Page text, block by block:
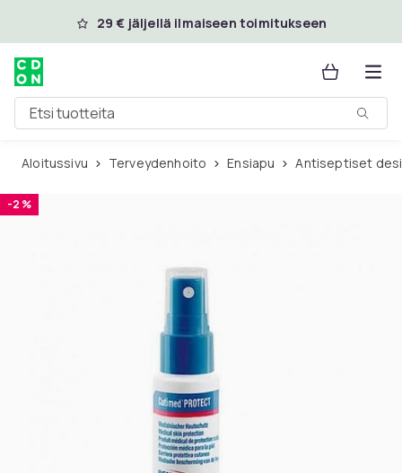
Ohita ja siirry pääsisältöön
29 € jäljellä ilmaiseen toimitukseen
Etsi tuotteita
Aloitussivu Terveydenhoito Ensiapu Antiseptiset
-2 %